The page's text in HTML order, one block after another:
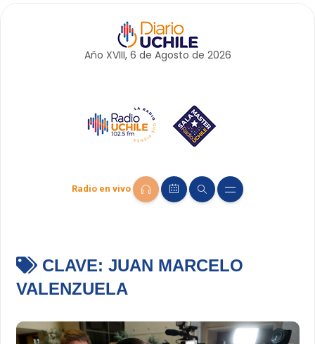
Año XVIII, 6 de Agosto de 2026
Radio en vivo
CLAVE: JUAN MARCELO
VALENZUELA